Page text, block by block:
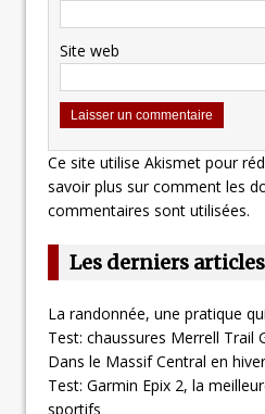
Site web
Ce site utilise Akismet pour
savoir plus sur comment les
commentaires sont utilisées.
Les derniers articles
La randonnée, une pratique
Test: chaussures Merrell Trail
Dans le Massif Central en
Test: Garmin Epix 2, la
sportifs